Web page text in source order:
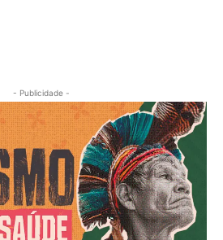
- Publicidade -